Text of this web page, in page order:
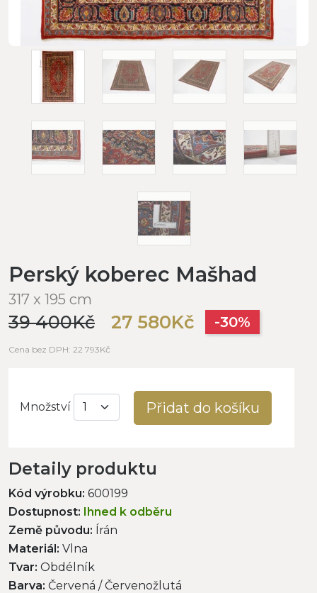
Perský koberec Mašhad
317 x 195 cm
39 400Kč 27 580Kč -30%
Cena bez DPH: 22 793Kč
Množství Přidat do košíku
Detaily produktu
Kód výrobku: 600199
Dostupnost: Ihned k odběru
Země původu: Írán
Materiál: Vlna
Tvar: Obdélník
Barva: Červená / Červenožlutá